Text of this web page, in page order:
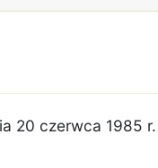
20 czerwca 1985